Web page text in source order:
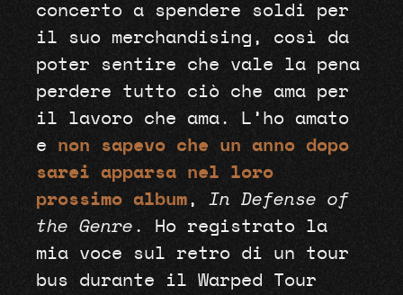
concerto a spendere soldi per
il suo merchandising, così da
poter sentire che vale la pena
perdere tutto ciò che ama per
il lavoro che ama. L’ho amato
e non sapevo che un anno dopo
sarei apparsa nel loro
prossimo album, In Defense of
the Genre . Ho registrato la
mia voce sul retro di un tour
bus durante il Warped Tour